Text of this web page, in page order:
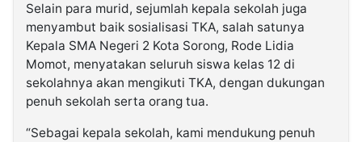
Selain para murid, sejumlah kepala sekolah juga
menyambut baik sosialisasi TKA, salah satunya
Kepala SMA Negeri 2 Kota Sorong, Rode Lidia
Momot, menyatakan seluruh siswa kelas 12 di
sekolahnya akan mengikuti TKA, dengan dukungan
penuh sekolah serta orang tua.
“Sebagai kepala sekolah, kami mendukung penuh